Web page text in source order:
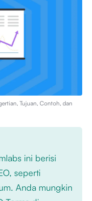
Tujuan, Contoh, dan
ini berisi
seperti
Anda mungkin